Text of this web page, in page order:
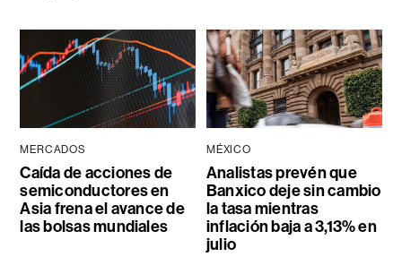
MERCADOS
Caída de acciones de
semiconductores en
Asia frena el avance de
las bolsas mundiales
MÉXICO
Analistas prevén que
Banxico deje sin cambio
la tasa mientras
inflación baja a 3,13% en
julio